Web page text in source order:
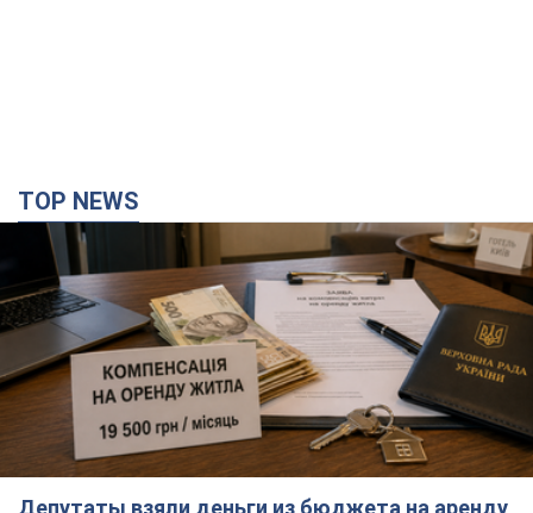
Депутаты взяли деньги из бюджета на аренду
элитных квартир в Киеве: кто из
парламентариев просил средства и где
поселился
Как работает особая социальная гарантия и кто ею
пользуется
годину тому 13,1 т.
Российская армия совершила массированную